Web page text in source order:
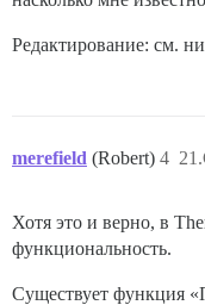
Редактирование: см.
merefield (Robert) 4
Хотя это и верно, в
функциональность.
Существует функция